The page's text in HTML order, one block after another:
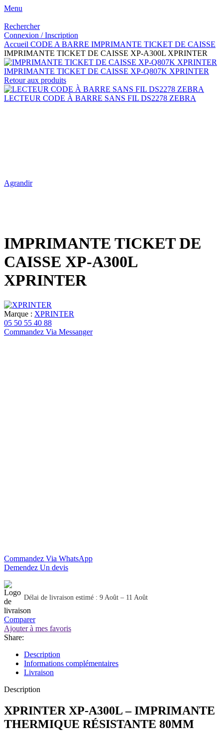
Menu
Rechercher
Connexion / Inscription
Accueil CODE A BARRE IMPRIMANTE TICKET DE CAISSE
IMPRIMANTE TICKET DE CAISSE XP-A300L XPRINTER
IMPRIMANTE TICKET DE CAISSE XP-Q807K XPRINTER
Retour aux produits
LECTEUR CODE À BARRE SANS FIL DS2278 ZEBRA
Agrandir
IMPRIMANTE TICKET DE
CAISSE XP-A300L
XPRINTER
Marque : XPRINTER
05 50 55 40 88
Commandez Via Messanger
Commandez Via WhatsApp
Demendez Un devis
Délai de livraison estimé : 9 Août – 11 Août
Comparer
Ajouter à mes favoris
Share:
Description
Informations complémentaires
Livraison
Description
XPRINTER XP-A300L – IMPRIMANTE
THERMIQUE RÉSISTANTE 80MM